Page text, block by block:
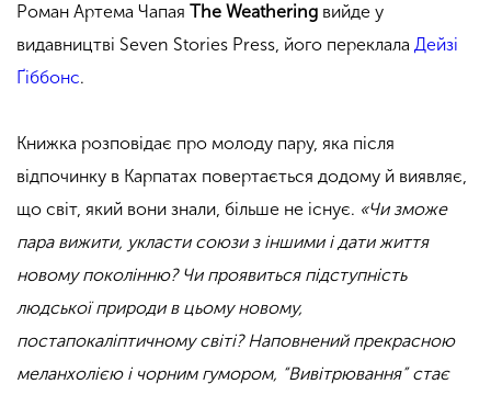
Роман Артема Чапая The Weathering вийде у
видавництві Seven Stories Press, його переклала Дейзі
Ґіббонс.
Книжка розповідає про молоду пару, яка після
відпочинку в Карпатах повертається додому й виявляє,
що світ, який вони знали, більше не існує. «Чи зможе
пара вижити, укласти союзи з іншими і дати життя
новому поколінню? Чи проявиться підступність
людської природи в цьому новому,
постапокаліптичному світі? Наповнений прекрасною
меланхолією і чорним гумором, “Вивітрювання” стає